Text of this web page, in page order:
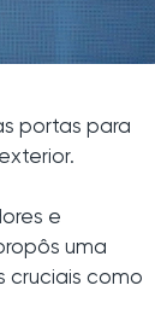
portas para
e
uma
cruciais como